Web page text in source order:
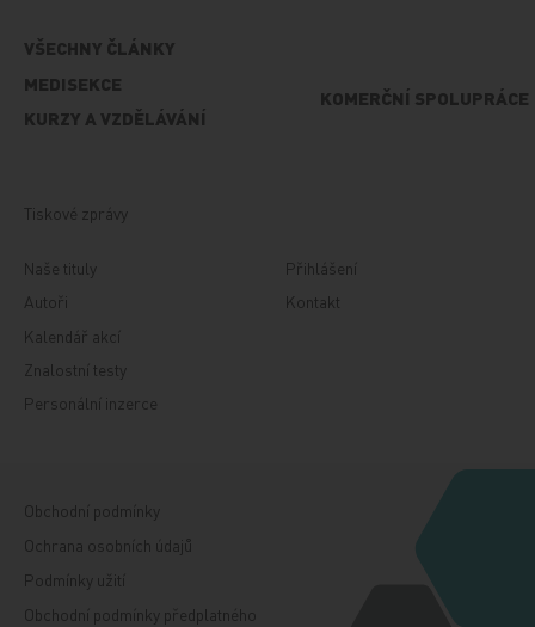
VŠECHNY ČLÁNKY
MEDISEKCE
KURZY A VZDĚLÁVÁNÍ
KOMERČNÍ SPOLUPRÁCE
Tiskové zprávy
Naše tituly
Autoři
Kalendář akcí
Znalostní testy
Personální inzerce
Přihlášení
Kontakt
Obchodní podmínky
Ochrana osobních údajů
Podmínky užití
Obchodní podmínky předplatného